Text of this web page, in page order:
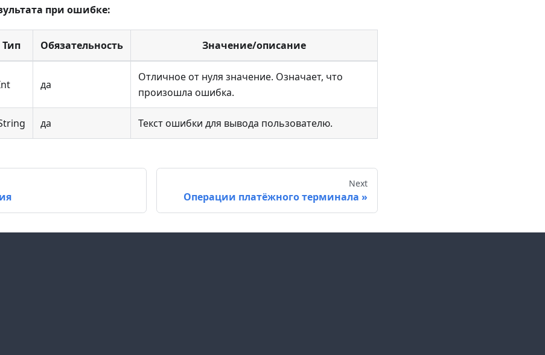
при ошибке:
Тип Обязательность Значение/описание
да
Отличное от нуля значение. Означает, что
произошла ошибка.
да Текст ошибки для вывода пользователю.
Next
Операции платёжного терминала